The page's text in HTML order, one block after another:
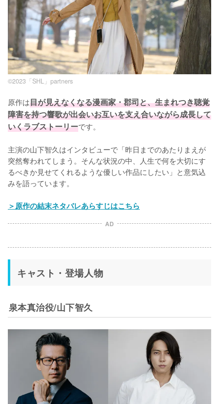
©2023「SHL」partners
原作は目が見えなくなる漫画家・郡司と、生まれつき聴覚
障害を持つ響歌が出会いお互いを支え合いながら成長して
いくラブストーリーです。
主演の山下智久はインタビューで「昨日までのあたりまえが
突然奪われてしまう。そんな状況の中、人生で何を大切にす
るべきか見せてくれるような優しい作品にしたい」と意気込
みを語っています。
＞原作の結末ネタバレあらすじはこちら
AD
キャスト・登場人物
泉本真治役/山下智久